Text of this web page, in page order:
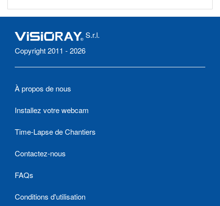
S.r.l.
Copyright 2011 - 2026
À propos de nous
Installez votre webcam
Time-Lapse de Chantiers
Contactez-nous
FAQs
Conditions d'utilisation